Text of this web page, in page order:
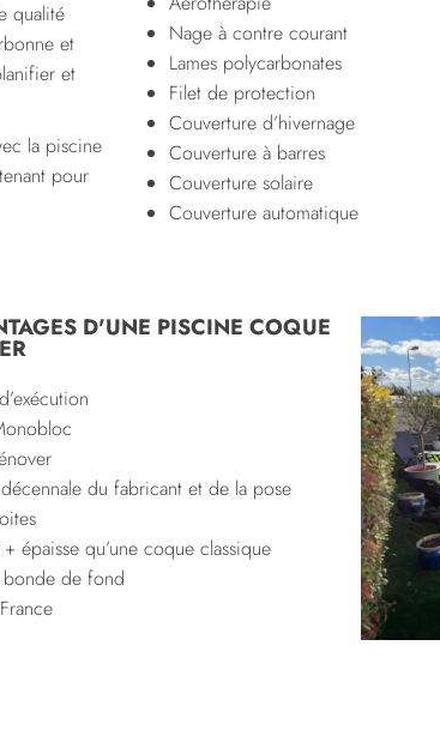
qualité
et
et
la piscine
pour
Nage à contre courant
Lames polycarbonates
Filet de protection
Couverture d’hivernage
Couverture à barres
Couverture solaire
Couverture automatique
D'UNE PISCINE COQUE
du fabricant et de la pose
épaisse qu’une coque classique
bonde de fond